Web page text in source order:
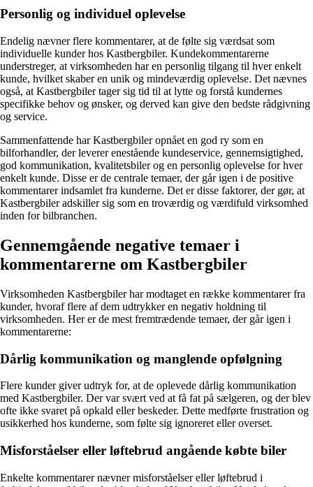
Personlig og individuel oplevelse
Endelig nævner flere kommentarer, at de følte sig værdsat som
individuelle kunder hos Kastbergbiler. Kundekommentarerne
understreger, at virksomheden har en personlig tilgang til hver enkelt
kunde, hvilket skaber en unik og mindeværdig oplevelse. Det nævnes
også, at Kastbergbiler tager sig tid til at lytte og forstå kundernes
specifikke behov og ønsker, og derved kan give den bedste rådgivning
og service.
Sammenfattende har Kastbergbiler opnået en god ry som en
bilforhandler, der leverer enestående kundeservice, gennemsigtighed,
god kommunikation, kvalitetsbiler og en personlig oplevelse for hver
enkelt kunde. Disse er de centrale temaer, der går igen i de positive
kommentarer indsamlet fra kunderne. Det er disse faktorer, der gør, at
Kastbergbiler adskiller sig som en troværdig og værdifuld virksomhed
inden for bilbranchen.
Gennemgående negative temaer i
kommentarerne om Kastbergbiler
Virksomheden Kastbergbiler har modtaget en række kommentarer fra
kunder, hvoraf flere af dem udtrykker en negativ holdning til
virksomheden. Her er de mest fremtrædende temaer, der går igen i
kommentarerne:
Dårlig kommunikation og manglende opfølgning
Flere kunder giver udtryk for, at de oplevede dårlig kommunikation
med Kastbergbiler. Der var svært ved at få fat på sælgeren, og der blev
ofte ikke svaret på opkald eller beskeder. Dette medførte frustration og
usikkerhed hos kunderne, som følte sig ignoreret eller overset.
Misforståelser eller løftebrud angående købte biler
Enkelte kommentarer nævner misforståelser eller løftebrud i